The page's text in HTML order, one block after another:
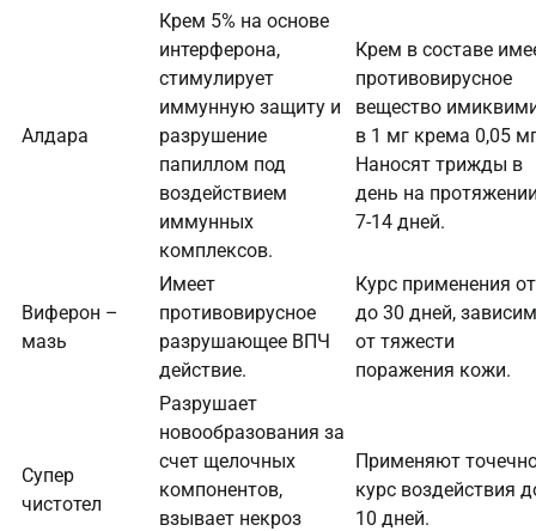
Алдара
Крем 5% на основе
интерферона,
стимулирует
иммунную защиту и
разрушение
папиллом под
воздействием
иммунных
комплексов.
Крем в составе
противовирусное
вещество
в 1 мг крема 0,05
Наносят трижды в
день на
7-14 дней.
Виферон –
мазь
Имеет
противовирусное
разрушающее ВПЧ
действие.
Курс применения
до 30 дней,
от тяжести
поражения кожи.
Супер
чистотел
Разрушает
новообразования за
счет щелочных
компонентов,
взывает некроз
Применяют
курс воздействия
10 дней.